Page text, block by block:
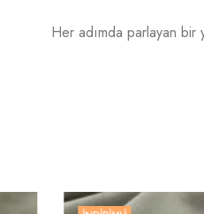
Her adımda parlayan bir